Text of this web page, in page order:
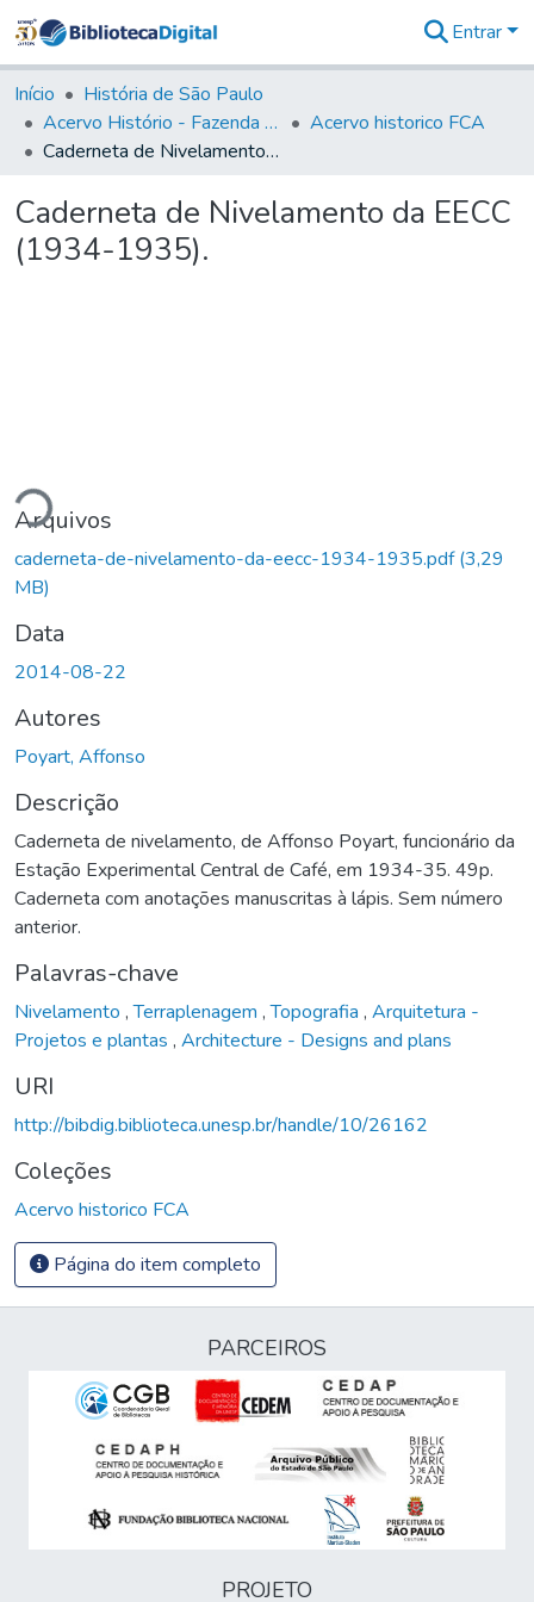
&
Coleções
Tudo na
Biblioteca
Estatísticas
Entrar
Início
História de São Paulo
Acervo Histório - Fazenda Lageado
Acervo historico FCA
Caderneta de Nivelamento da EECC (1934-1935).
Caderneta de Nivelamento da EECC
(1934-1935).
Arquivos
caderneta-de-nivelamento-da-eecc-1934-1935.pdf(3,29
MB)
Data
2014-08-22
Autores
Poyart, Affonso
Descrição
Caderneta de nivelamento, de Affonso Poyart, funcionário da
Estação Experimental Central de Café, em 1934-35. 49p.
Caderneta com anotações manuscritas à lápis. Sem número
anterior.
Palavras-chave
Nivelamento ,Terraplenagem ,Topografia , Arquitetura -
Projetos e plantas , Architecture - Designs and plans
URI
http://bibdig.biblioteca.unesp.br/handle/10/26162
Coleções
Acervo historico FCA
Página do item completo
PARCEIROS
PROJETO